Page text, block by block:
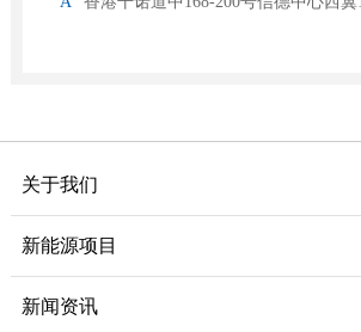
关于我们
新能源项目
新闻资讯